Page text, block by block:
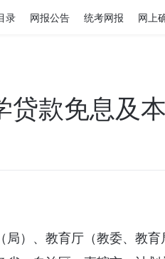
录 网报公告 统考网报 网上
款免息及
）、教育厅（教委、教